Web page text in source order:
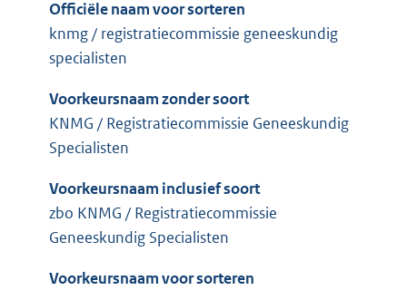
Officiële naam voor sorteren
knmg / registratiecommissie geneeskundig
specialisten
Voorkeursnaam zonder soort
KNMG / Registratiecommissie Geneeskundig
Specialisten
Voorkeursnaam inclusief soort
zbo KNMG / Registratiecommissie
Geneeskundig Specialisten
Voorkeursnaam voor sorteren